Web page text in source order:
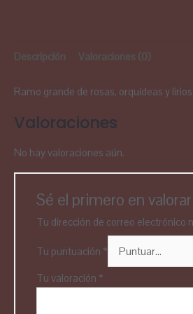
Descripción Valoraciones (0)
Ramo grande de rosas, orquídeas y lirios.
Valoraciones
No hay valoraciones aún.
Sé el primero en
Tu dirección de correo electrónico
Tu puntuación *
Tu valoración *